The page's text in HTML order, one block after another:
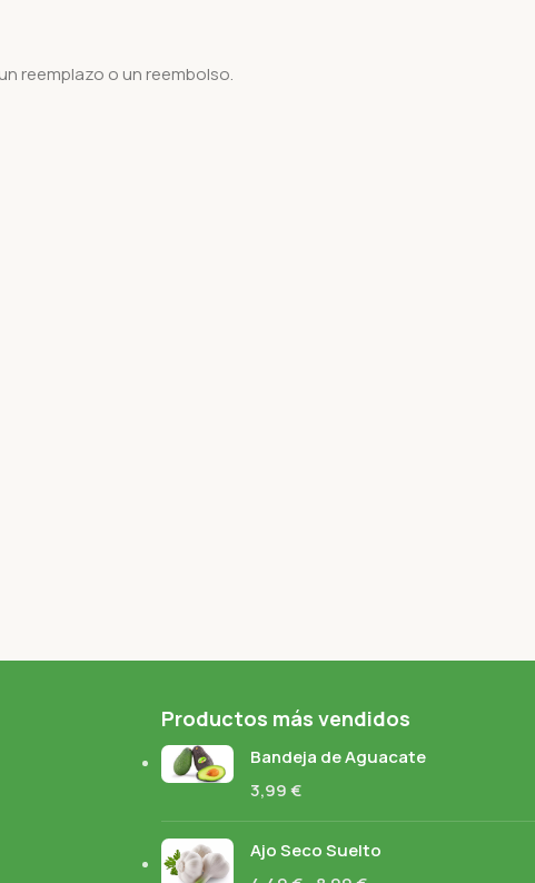
reemplazo o un reembolso.
Productos más vendidos
Bandeja de Aguacate
3,99€
Ajo Seco Suelto